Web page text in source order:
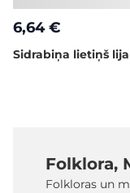
6,64 €
Sidrabiņa lietiņš lija
Folklora,
Folkloras un